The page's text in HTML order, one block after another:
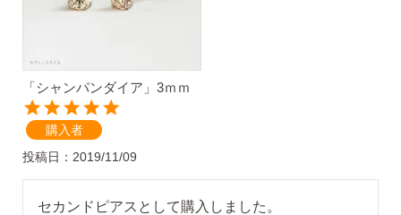
予備の替えキャッチ・ケア用品
無くした時の片耳ピアス
「シャンパンダイア」3ｍｍ
購入者
投稿日
2019/11/09
セカンドピアスとして購入しました。